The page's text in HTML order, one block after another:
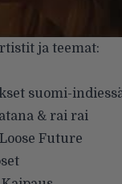
ja teemat:
suomi-
& rai rai
Future